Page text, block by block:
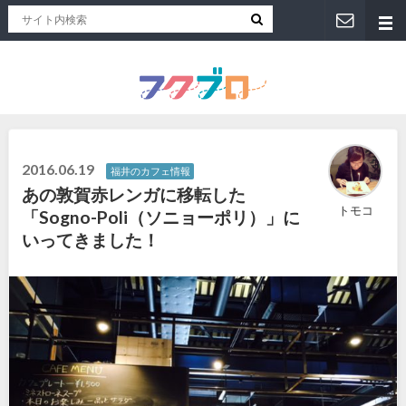
2016.06.19 福井のカフェ情報
あの敦賀赤レンガに移転した
「Sogno-Poli（ソニョーポリ）」に
いってきました！
トモコ